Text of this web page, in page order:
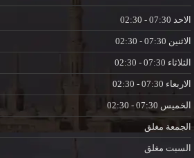
الاحد
الاثنين
الثلاثاء
الاربعاء
الخميس
الجمعة مغلق
السبت مغلق